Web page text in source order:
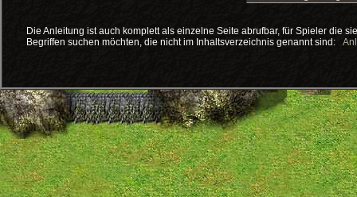
Die Anleitung ist auch komplett als einzelne Seite abrufbar, für Spieler die
Begriffen suchen möchten, die nicht im Inhaltsverzeichnis genannt sind: